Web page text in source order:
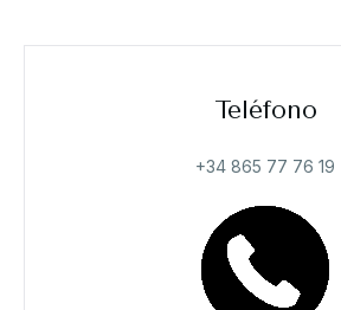
Teléfono
+34 865 77 76 19